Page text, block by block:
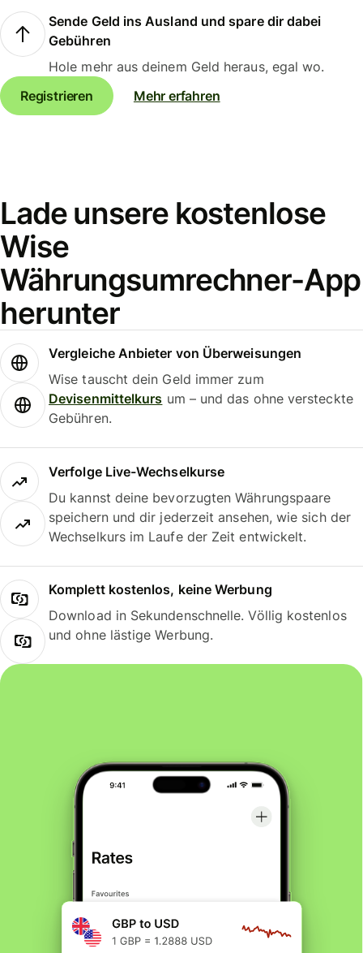
Sende Geld ins Ausland und spare dir dabei
Gebühren
Hole mehr aus deinem Geld heraus, egal wo.
Registrieren
Mehr erfahren
Lade unsere kostenlose
Wise
Währungsumrechner-App
herunter
Vergleiche Anbieter von Überweisungen
Wise tauscht dein Geld immer zum
Devisenmittelkurs um – und das ohne versteckte
Gebühren.
Verfolge Live-Wechselkurse
Du kannst deine bevorzugten Währungspaare
speichern und dir jederzeit ansehen, wie sich der
Wechselkurs im Laufe der Zeit entwickelt.
Komplett kostenlos, keine Werbung
Download in Sekundenschnelle. Völlig kostenlos
und ohne lästige Werbung.